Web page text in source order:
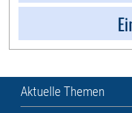
Aktuelle Themen